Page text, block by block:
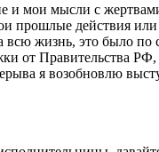
мои мысли с
прошлые действия
жизнь, это было
от
я возобновлю